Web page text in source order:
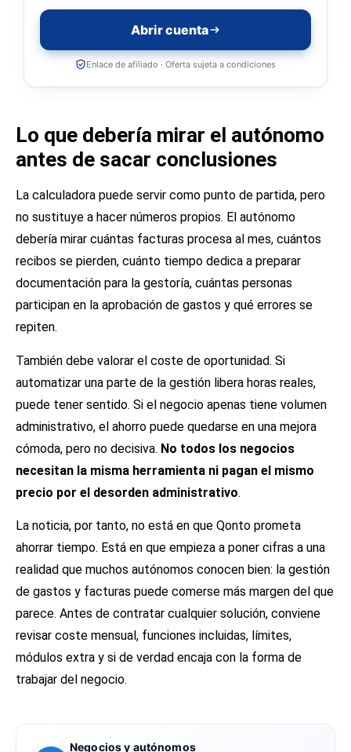
Abrir cuenta
Enlace de afiliado · Oferta sujeta a condiciones
Lo que debería mirar el autónomo
antes de sacar conclusiones
La calculadora puede servir como punto de partida, pero
no sustituye a hacer números propios. El autónomo
debería mirar cuántas facturas procesa al mes, cuántos
recibos se pierden, cuánto tiempo dedica a preparar
documentación para la gestoría, cuántas personas
participan en la aprobación de gastos y qué errores se
repiten.
También debe valorar el coste de oportunidad. Si
automatizar una parte de la gestión libera horas reales,
puede tener sentido. Si el negocio apenas tiene volumen
administrativo, el ahorro puede quedarse en una mejora
cómoda, pero no decisiva. No todos los negocios
necesitan la misma herramienta ni pagan el mismo
precio por el desorden administrativo.
La noticia, por tanto, no está en que Qonto prometa
ahorrar tiempo. Está en que empieza a poner cifras a una
realidad que muchos autónomos conocen bien: la gestión
de gastos y facturas puede comerse más margen del que
parece. Antes de contratar cualquier solución, conviene
revisar coste mensual, funciones incluidas, límites,
módulos extra y si de verdad encaja con la forma de
trabajar del negocio.
Negocios y autónomos